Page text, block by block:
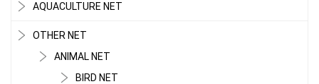
AQUACULTURE NET
OTHER NET
ANIMAL NET
BIRD NET